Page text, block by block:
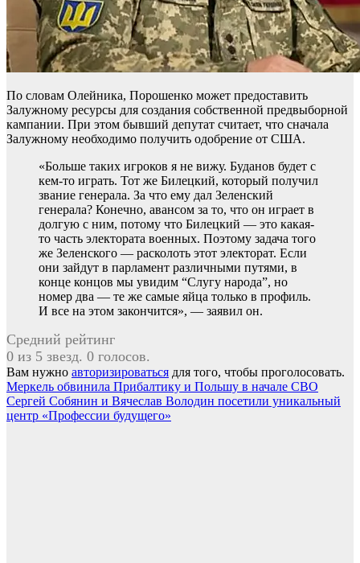
По словам Олейника, Порошенко может предоставить
Залужному ресурсы для создания собственной предвыборной
кампании. При этом бывший депутат считает, что сначала
Залужному необходимо получить одобрение от США.
«Больше таких игроков я не вижу. Буданов будет с
кем-то играть. Тот же Билецкий, который получил
звание генерала. За что ему дал Зеленский
генерала? Конечно, авансом за то, что он играет в
долгую с ним, потому что Билецкий — это какая-
то часть электората военных. Поэтому задача того
же Зеленского — расколоть этот электорат. Если
они зайдут в парламент различными путями, в
конце концов мы увидим “Слугу народа”, но
номер два — те же самые яйца только в профиль.
И все на этом закончится», — заявил он.
Средний рейтинг
0 из 5 звезд. 0 голосов.
Вам нужно авторизироваться для того, чтобы проголосовать.
Навигация
по
Меркель обвинила Прибалтику и Польшу в начале СВО
Сергей Собянин и Вячеслав Володин посетили уникальный
центр «Профессии будущего»